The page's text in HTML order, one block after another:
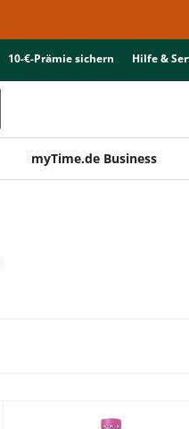
10-€-Prämie sichern Hilfe &
myTime.de Business